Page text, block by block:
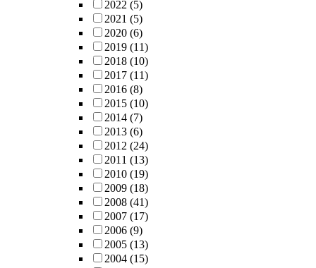
2022 (5)
2021 (5)
2020 (6)
2019 (11)
2018 (10)
2017 (11)
2016 (8)
2015 (10)
2014 (7)
2013 (6)
2012 (24)
2011 (13)
2010 (19)
2009 (18)
2008 (41)
2007 (17)
2006 (9)
2005 (13)
2004 (15)